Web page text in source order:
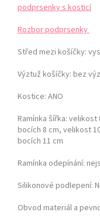
podprsenky s kosticí
Rozbor podprsenky
Střed mezi košíčky:
Výztuž košíčky: bez
Kostice: ANO
Ramínka šířka: velikost
bocích 8 cm, velikost
bocích 11 cm
Ramínka odepínání:
Silikonové podlepení:
Obvod materiál a